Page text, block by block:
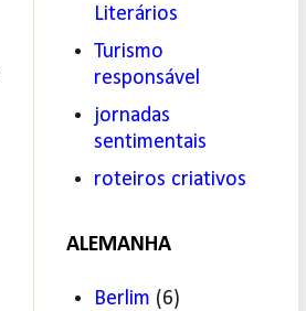
Literários
Turismo
responsável
jornadas
sentimentais
roteiros criativos
ALEMANHA
Berlim (6)